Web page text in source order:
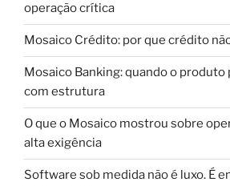
operação crítica
Mosaico Crédito: por que crédito
Mosaico Banking: quando o produto
com estrutura
O que o Mosaico mostrou sobre
alta exigência
Software sob medida não é luxo. É